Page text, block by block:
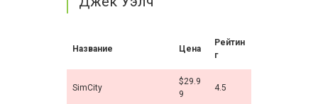
Название Цена
Рейтин
г
SimCity
$29.9
9
4.5